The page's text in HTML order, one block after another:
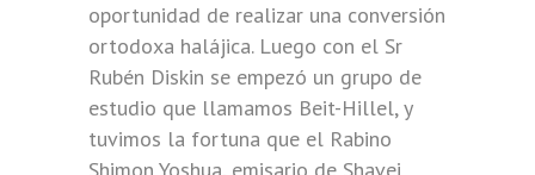
oportunidad de realizar una conversión
ortodoxa halájica. Luego con el Sr
Rubén Diskin se empezó un grupo de
estudio que llamamos Beit-Hillel, y
tuvimos la fortuna que el Rabino